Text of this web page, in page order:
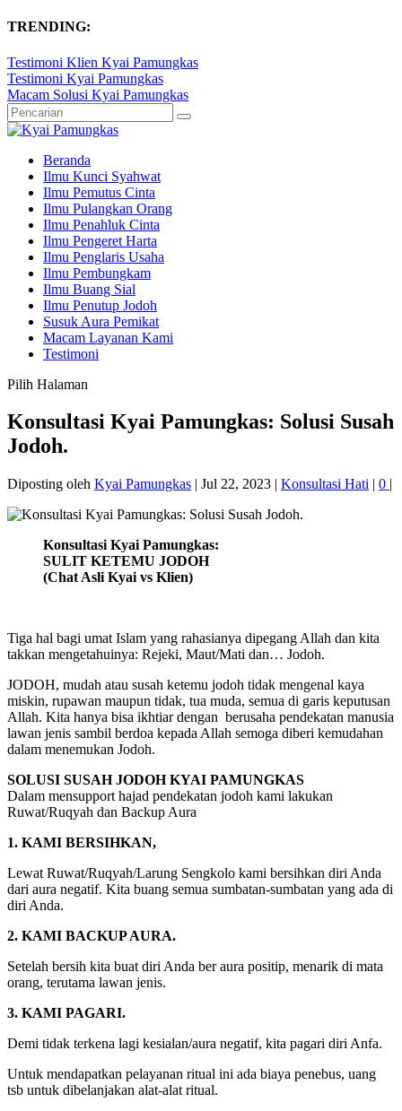
TRENDING:
Testimoni Klien Kyai Pamungkas
Testimoni Kyai Pamungkas
Macam Solusi Kyai Pamungkas
Beranda
Ilmu Kunci Syahwat
Ilmu Pemutus Cinta
Ilmu Pulangkan Orang
Ilmu Penahluk Cinta
Ilmu Pengeret Harta
Ilmu Penglaris Usaha
Ilmu Pembungkam
Ilmu Buang Sial
Ilmu Penutup Jodoh
Susuk Aura Pemikat
Macam Layanan Kami
Testimoni
Pilih Halaman
Konsultasi Kyai Pamungkas: Solusi Susah
Jodoh.
Diposting oleh Kyai Pamungkas | Jul 22, 2023 | Konsultasi Hati | 0 |
Konsultasi Kyai Pamungkas:
SULIT KETEMU JODOH
(Chat Asli Kyai vs Klien)
Tiga hal bagi umat Islam yang rahasianya dipegang Allah dan kita
takkan mengetahuinya: Rejeki, Maut/Mati dan… Jodoh.
JODOH, mudah atau susah ketemu jodoh tidak mengenal kaya
miskin, rupawan maupun tidak, tua muda, semua di garis keputusan
Allah. Kita hanya bisa ikhtiar dengan berusaha pendekatan manusia
lawan jenis sambil berdoa kepada Allah semoga diberi kemudahan
dalam menemukan Jodoh.
SOLUSI SUSAH JODOH KYAI PAMUNGKAS
Dalam mensupport hajad pendekatan jodoh kami lakukan
Ruwat/Ruqyah dan Backup Aura
1. KAMI BERSIHKAN,
Lewat Ruwat/Ruqyah/Larung Sengkolo kami bersihkan diri Anda
dari aura negatif. Kita buang semua sumbatan-sumbatan yang ada di
diri Anda.
2. KAMI BACKUP AURA.
Setelah bersih kita buat diri Anda ber aura positip, menarik di mata
orang, terutama lawan jenis.
3. KAMI PAGARI.
Demi tidak terkena lagi kesialan/aura negatif, kita pagari diri Anfa.
Untuk mendapatkan pelayanan ritual ini ada biaya penebus, uang
tsb untuk dibelanjakan alat-alat ritual.